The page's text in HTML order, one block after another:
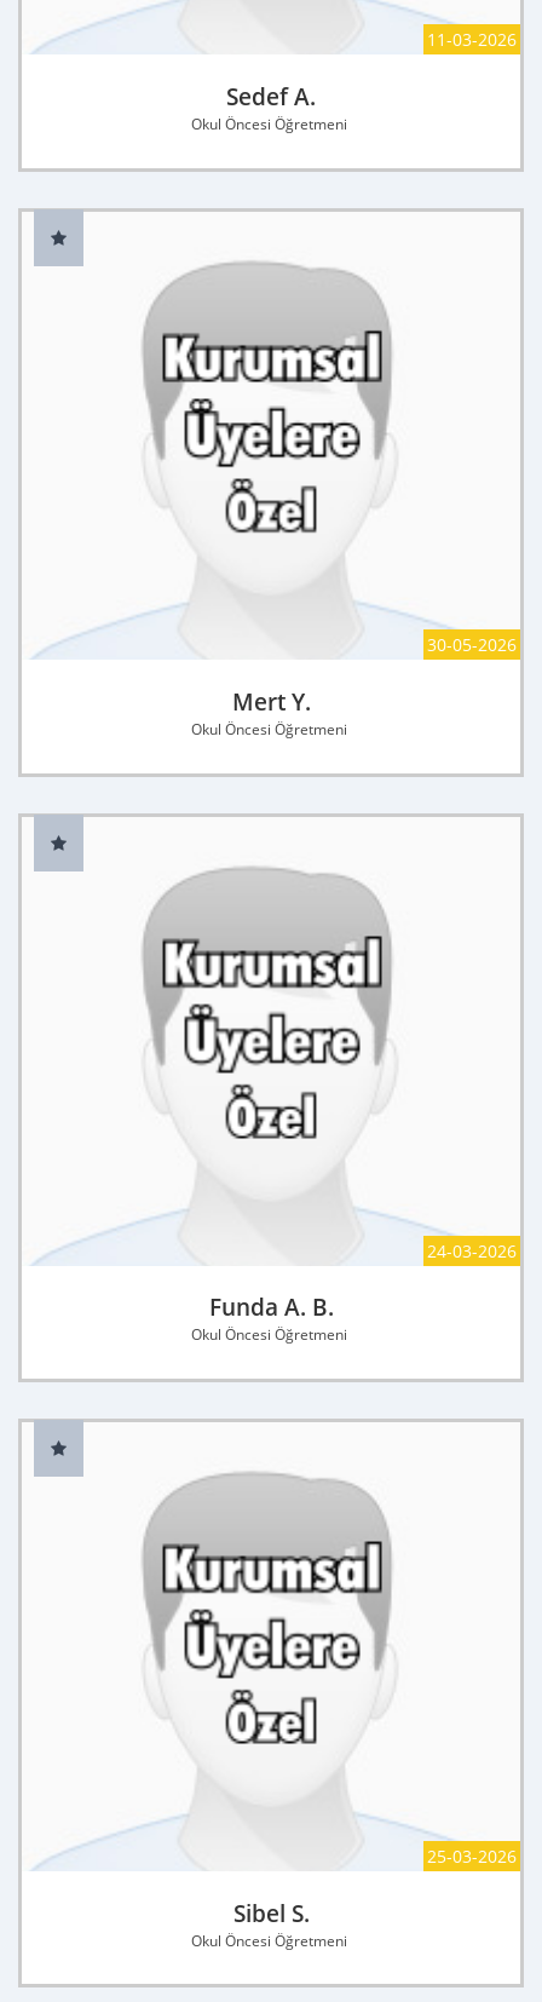
11-03-2026
Sedef A.
Okul Öncesi Öğretmeni
30-05-2026
Mert Y.
Okul Öncesi Öğretmeni
24-03-2026
Funda A. B.
Okul Öncesi Öğretmeni
25-03-2026
Sibel S.
Okul Öncesi Öğretmeni